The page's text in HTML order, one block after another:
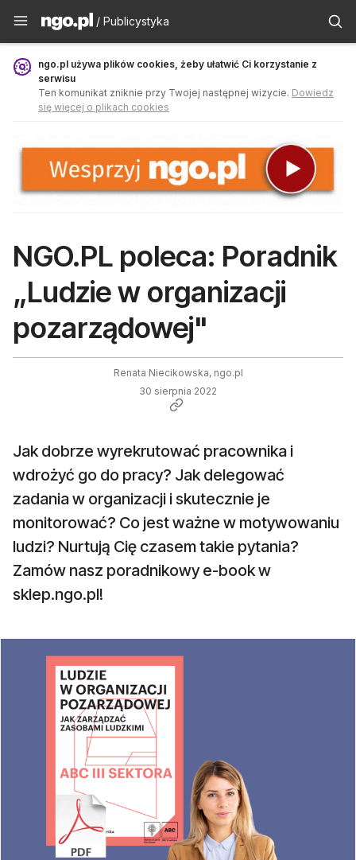
Publicystyka - ngo.pl
/ Publicystyka
ngo.pl używa plików cookies, żeby ułatwić Ci korzystanie z
serwisu
Ten komunikat zniknie przy Twojej następnej wizycie. Dowiedz
się więcej o plikach cookies
NGO.PL poleca: Poradnik
„Ludzie w organizacji
pozarządowej"
Renata Niecikowska, ngo.pl
30 sierpnia 2022
Jak dobrze wyrekrutować pracownika i
wdrożyć go do pracy? Jak delegować
zadania w organizacji i skutecznie je
monitorować? Co jest ważne w motywowaniu
ludzi? Nurtują Cię czasem takie pytania?
Zamów nasz poradnikowy e-book w
sklep.ngo.pl!